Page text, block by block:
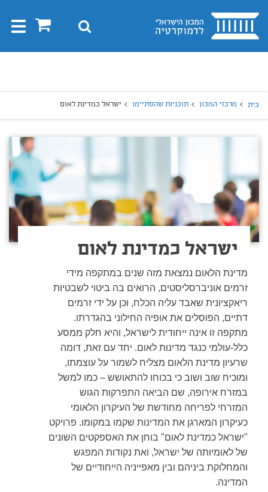
בית 0 חיפוש
בית מרכזי המכון תוכניות שהסתיימו ישראל כמדינת לאום
ישראל כמדינת לאום
מדינת הלאום נמצאת מזה שנים במתקפה מידי
זרמים אוניברסליסטים, הרואים בה ביטוי לשבטיות
ריאקציונית שאבד עליה הכלח, וכן על ידי זרמים
דתיים, הפוסלים את אופיה החילוני בהגדרתו.
מתקפה זו אינה ייחודית לישראל, והיא חלק ממסע
כלל-עולמי כנגד מדינות לאום. יחד עם זאת, דומה
שרעיון מדינת הלאום מצליח לשמור על עוצמתו,
ומוכיח שוב ושוב כי בכוחו להתאושש – כמו למשל
במזרח אירופה, שם הביאה התפרקות הגוש
המזרחי לפריחה מחודשת של העיקרון הלאומי
כעיקרון המארגן את המדינות שקמו במקומו. פרויקט
"ישראל כמדינת לאום" בוחן את האספקטים השונים
של לאומיותה של ישראל, ואת נקודות המפגש
והמחלוקת ביניהם ובין מאפייניה הייחודיים של
המדינה.